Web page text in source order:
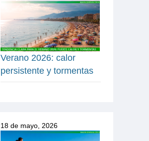
Verano 2026: calor
persistente y tormentas
18 de mayo, 2026